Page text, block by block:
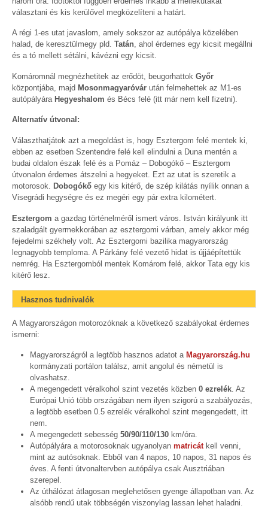
választani és kis kerülővel megközelíteni a határt.
A régi 1-es utat javaslom, amely sokszor az autópálya közelében
halad, de keresztülmegy pld. Tatán, ahol érdemes egy kicsit megállni
és a tó mellett sétálni, kávézni egy kicsit.
Komáromnál megnézhetitek az erődöt, beugorhattok Győr
központjába, majd Mosonmagyaróvár után felmehettek az M1-es
autópályára Hegyeshalom és Bécs felé (itt már nem kell fizetni).
Alternatív útvonal:
Választhatjátok azt a megoldást is, hogy Esztergom felé mentek ki,
ebben az esetben Szentendre felé kell elindulni a Duna mentén a
budai oldalon észak felé és a Pomáz – Dobogókő – Esztergom
útvonalon érdemes átszelni a hegyeket. Ezt az utat is szeretik a
motorosok. Dobogókő egy kis kitérő, de szép kilátás nyílik onnan a
Visegrádi hegységre és ez megéri egy pár extra kilométert.
Esztergom a gazdag történelméről ismert város. István királyunk itt
szaladgált gyermekkorában az esztergomi várban, amely akkor még
fejedelmi székhely volt. Az Esztergomi bazilika magyarország
legnagyobb temploma. A Párkány felé vezető hidat is újjáépítettük
nemrég. Ha Esztergomból mentek Komárom felé, akkor Tata egy kis
kitérő lesz.
Hasznos tudnivalók
A Magyarországon motorozóknak a következő szabályokat érdemes
ismerni:
Magyarországról a legtöbb hasznos adatot a Magyarország.hu
kormányzati portálon találsz, amit angolul és németül is
olvashatsz.
A megengedett véralkohol szint vezetés közben 0 ezrelék. Az
Európai Unió több országában nem ilyen szigorú a szabályozás,
a legtöbb esetben 0.5 ezrelék véralkohol szint megengedett, itt
nem.
A megengedett sebesség 50/90/110/130 km/óra.
Autópályára a motorosoknak ugyanolyan matricátkell venni,
mint az autósoknak. Ebből van 4 napos, 10 napos, 31 napos és
éves. A fenti útvonaltervben autópálya csak Ausztriában
szerepel.
Az úthálózat átlagosan meglehetősen gyenge állapotban van. Az
alsóbb rendű utak többségén viszonylag lassan lehet haladni.